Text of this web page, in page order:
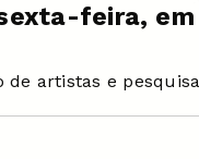
feira,
de artistas e